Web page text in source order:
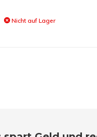
Nicht auf Lager